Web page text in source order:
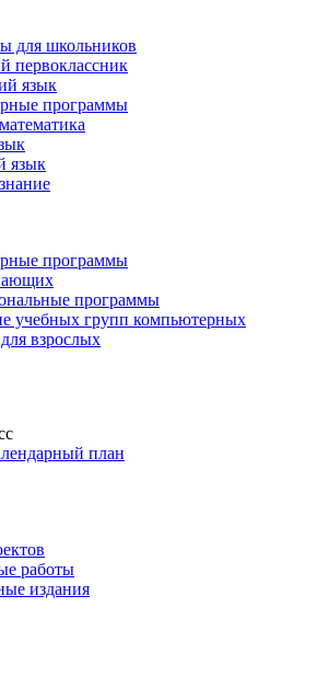
для школьников
первоклассник
язык
программы
язык
программы
программы
учебных групп компьютерных
взрослых
план
работы
издания